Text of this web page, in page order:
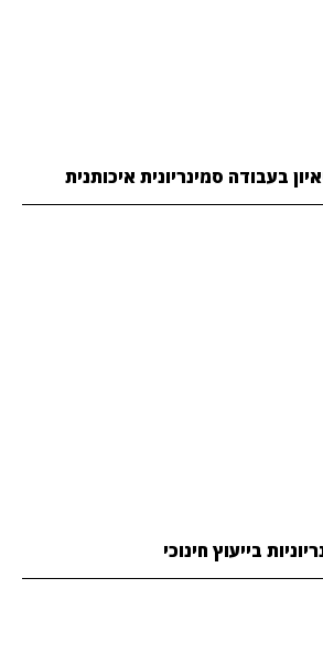
בעבודה סמינריונית איכותנית
בייעוץ חינוכי